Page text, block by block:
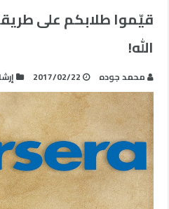
قيّموا طلابكم على
الله!
محمد جوده 2017/02/22